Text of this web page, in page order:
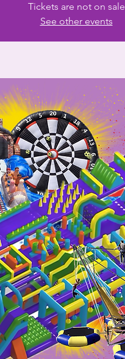
Tickets are not on sale
See other events